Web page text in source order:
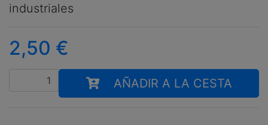
industriales
2,50 €
Cantidad
AÑADIR A LA CESTA